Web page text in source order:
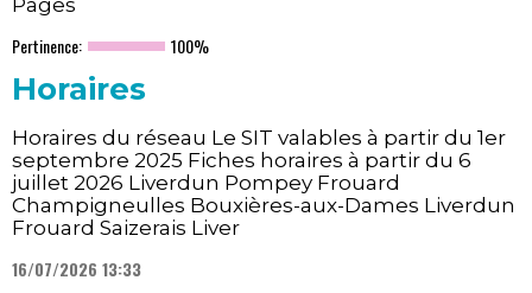
Pages
Pertinence: 100%
Horaires
Horaires du réseau Le SIT valables à partir du 1er
septembre 2025 Fiches horaires à partir du 6
juillet 2026 Liverdun Pompey Frouard
Champigneulles Bouxières-aux-Dames Liverdun
Frouard Saizerais Liver
16/07/2026 13:33